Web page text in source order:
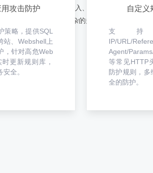
攻击防护，包括SQL注入、XSS、Webshell上
HTTP头部字段的配置复杂的多条件组合的精准访
攻击防护
策略，提供SQL
站、Webshell上
，针对高危Web
更新规则库，
全。
自定义
支
IP/URL/
Agent/
等常见HTTP
防护规则，
全的防护。